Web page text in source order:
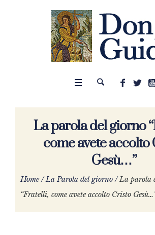
La parola del giorno
come avete accolto
Gesù…”
Home /La Parola del giorno /La parola
“Fratelli, come avete accolto Cristo